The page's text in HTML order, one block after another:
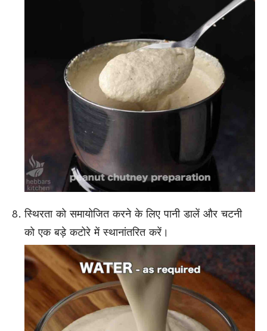
स्थिरता को समायोजित करने के लिए पानी डालें और चटनी
को एक बड़े कटोरे में स्थानांतरित करें।